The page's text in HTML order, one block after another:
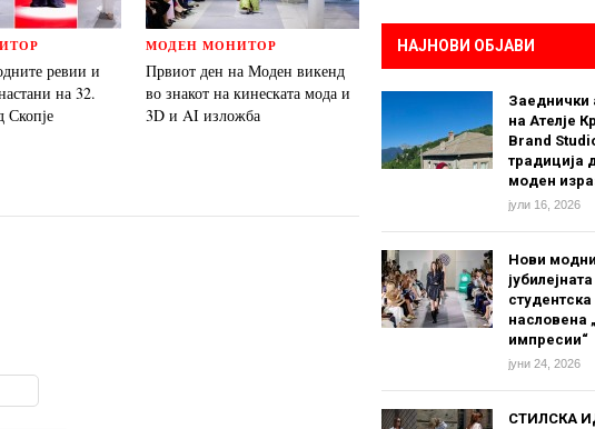
ревии и
на 32.
Скопје
МОДЕН МОНИТОР
Првиот ден на Моден викенд
во знакот на кинеската мода и
3D и AI изложба
НАЈНОВИ ОБЈАВИ
Заеднички
на Ателје
Brand
традиција
моден
јули 16, 2026
Нови
насловена
импресии“
јуни 24, 2026
СТИЛСКА